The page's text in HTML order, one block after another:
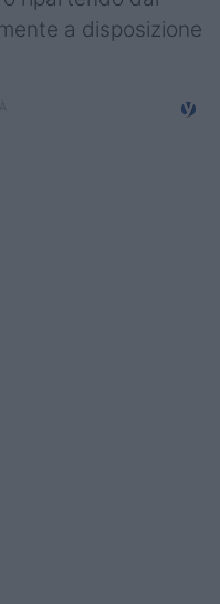
a disposizione